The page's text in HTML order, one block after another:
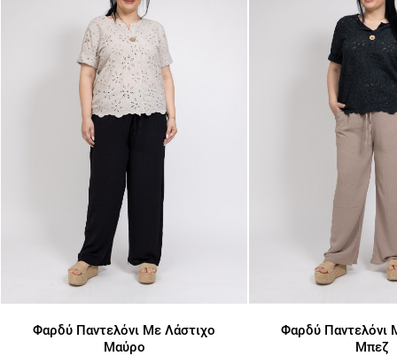
Φαρδύ Παντελόνι Με Λάστιχο
Μαύρο
Φαρδύ Παντελόνι
Μπεζ